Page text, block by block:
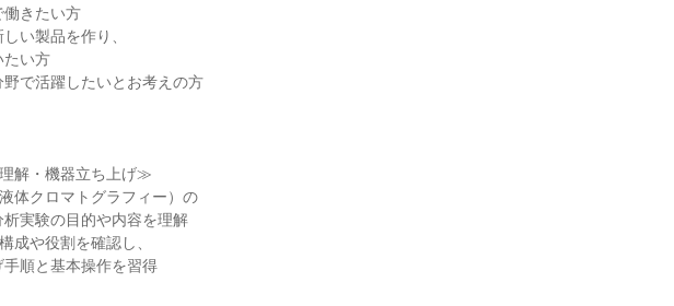
働きたい方
い製品を作り、
たい方
野で活躍したいとお考えの方
解・機器立ち上げ≫
体クロマトグラフィー）の
析実験の目的や内容を理解
成や役割を確認し、
順と基本操作を習得